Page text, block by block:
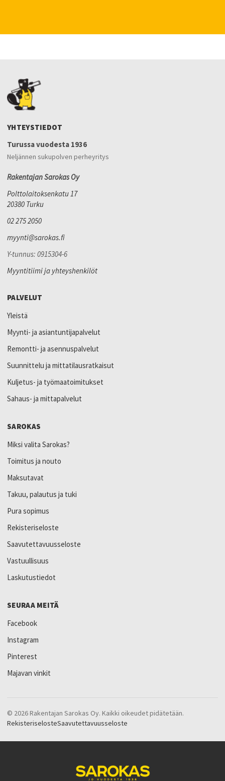
YHTEYSTIEDOT
Turussa vuodesta 1936
Neljännen sukupolven perheyritys
Rakentajan Sarokas Oy
Polttolaitoksenkatu 17
20380 Turku
02 275 2050
myynti@sarokas.fi
Y-tunnus: 0915304-6
Myyntitiimi ja yhteyshenkilöt
PALVELUT
Yleistä
Myynti- ja asiantuntijapalvelut
Remontti- ja asennuspalvelut
Suunnittelu ja mittatilausratkaisut
Kuljetus- ja työmaatoimitukset
Sahaus- ja mittapalvelut
SAROKAS
Miksi valita Sarokas?
Toimitus ja nouto
Maksutavat
Takuu, palautus ja tuki
Pura sopimus
Rekisteriseloste
Saavutettavuusseloste
Vastuullisuus
Laskutustiedot
SEURAA MEITÄ
Facebook
Instagram
Pinterest
Majavan vinkit
© 2026 Rakentajan Sarokas Oy. Kaikki oikeudet pidätetään.
RekisteriselosteSaavutettavuusseloste